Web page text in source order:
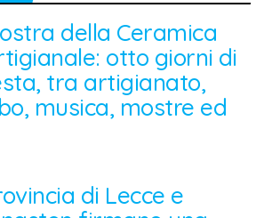
della Ceramica
otto giorni di
tra artigianato,
musica, mostre ed
di Lecce e